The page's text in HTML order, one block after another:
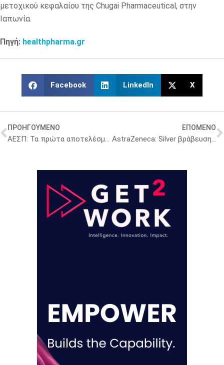
μετοχικού κεφαλαίου της Chugai Pharmaceutical, στην
Ιαπωνία.
Πηγή: healthpharma.gr
Facebook LinkedIn X
ΠΡΟΗΓΟΥΜΕΝΟ
ΑΕΣΠ: Τα πρώτα αποτελέσματα για τους διοικητές νοσοκομείων σε 3η, 5η και 7η ΥΠε
ΕΠΟΜΕΝΟ
AstraZeneca: Silver βράβευση στα HR Awards για ψηφιακό μετασχηματισμό και χρήση AI